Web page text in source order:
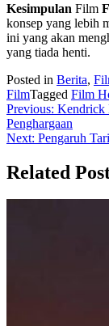
Kesimpulan Film
konsep yang lebih
ini yang akan
yang tiada henti.
Posted in Berita,
FilmTagged Film
Navigasi
pos
Previous: Kendrick
Penghargaan
Next: Pengaruh
Related